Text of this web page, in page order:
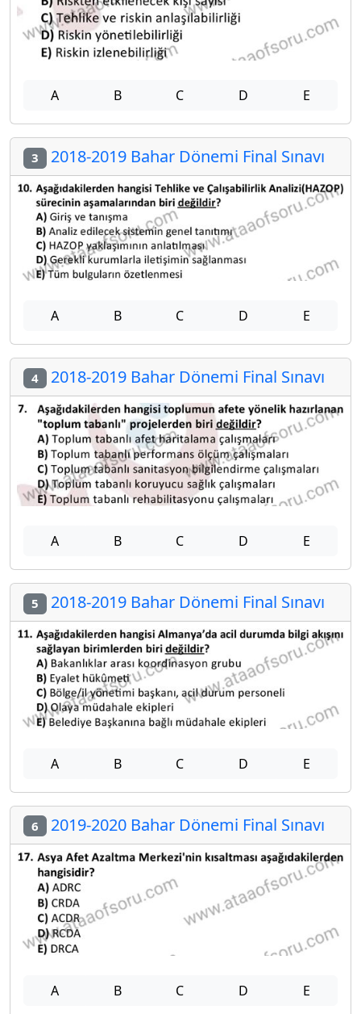
A B C D E
3 2018-2019 Bahar Dönemi Final Sınavı
A B C D E
4 2018-2019 Bahar Dönemi Final Sınavı
A B C D E
5 2018-2019 Bahar Dönemi Final Sınavı
A B C D E
6 2019-2020 Bahar Dönemi Final Sınavı
A B C D E